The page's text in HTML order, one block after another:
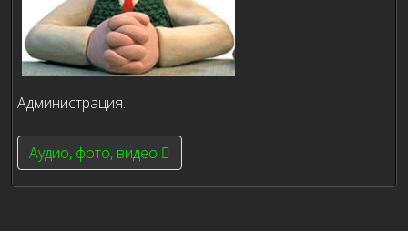
Администрация.
Next article: Аудио, фото, видео
Аудио, фото, видео